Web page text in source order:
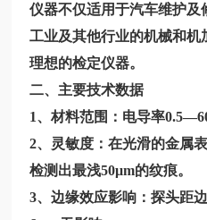
仪器不仅适用于汽车维护及
工业及其他行业的机械和
理想的检定仪器。
二、主要技术数据
1、材料范围：电导率
2、灵敏度：在光滑的金属
检测出最浅50μm的纹痕。
3、边缘效应影响：探头距